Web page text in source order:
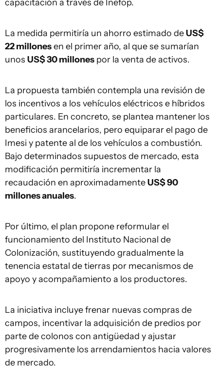
capacitación a través de Inefop.
La medida permitiría un ahorro estimado deUS$
22 millonesen el primer año, al que se sumarían
unos US$ 30 millones por la venta de activos.
La propuesta también contempla una revisión de
los incentivos a los vehículos eléctricos e híbridos
particulares. En concreto, se plantea mantener los
beneficios arancelarios, pero equiparar el pago de
Imesi y patente al de los vehículos a combustión.
Bajo determinados supuestos de mercado, esta
modificación permitiría incrementar la
recaudación en aproximadamenteUS$ 90
millones anuales.
Por último, el plan propone reformular el
funcionamiento del Instituto Nacional de
Colonización, sustituyendo gradualmente la
tenencia estatal de tierras por mecanismos de
apoyo y acompañamiento a los productores.
La iniciativa incluye frenar nuevas compras de
campos, incentivar la adquisición de predios por
parte de colonos con antigüedad y ajustar
progresivamente los arrendamientos hacia valores
de mercado.